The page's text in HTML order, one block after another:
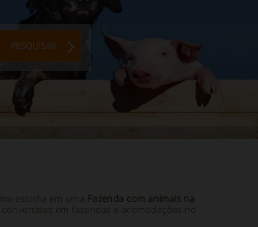
PESQUISAR
estadia em uma Fazenda com animais na
convertidas em fazendas e acomodações no